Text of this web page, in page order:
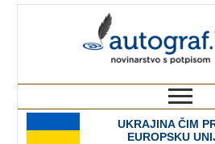
UKRAJINA ČIM
EUROPSKU